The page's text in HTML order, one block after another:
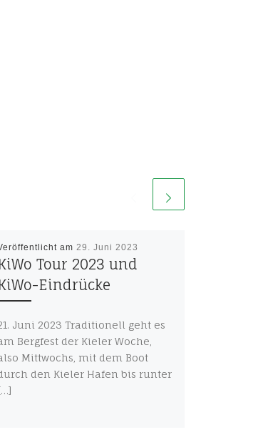
am 29. Juni 2023
Tour 2023 und
Eindrücke
Juni 2023 Traditionell geht es
Bergfest der Kieler Woche,
Mittwochs, mit dem Boot
den Kieler Hafen bis runter
[…]